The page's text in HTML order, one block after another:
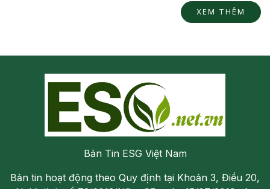
XEM THÊM
Bản Tin ESG Việt Nam
Bản tin hoạt động theo Quy định tại Khoản 3, Điều 20,